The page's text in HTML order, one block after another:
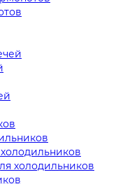
холодильников